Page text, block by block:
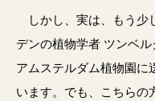
しかし、実は、もう少
デンの植物学者 ツンベ
アムステルダム植物園に
います。でも、こちらの